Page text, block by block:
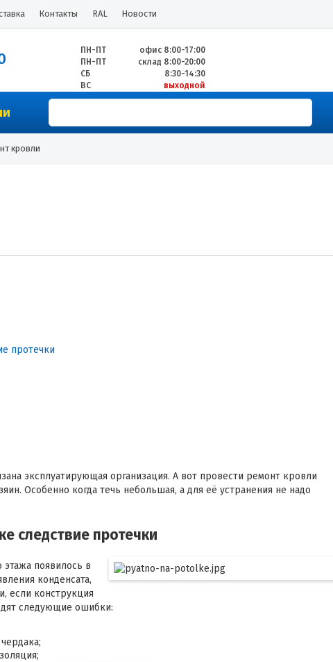
Контакты RAL Новости
ПН-ПТ
офис 8:00-17:00
ПН-ПТ
склад 8:00-20:00
СБ
8:30-14:30
ВС
выходной
кровли
протечки
эксплуатирующая организация. А вот провести ремонт кровли
Особенно когда течь небольшая, а для её устранения не надо
следствие протечки
этажа появилось в
конденсата,
если конструкция
следующие ошибки: